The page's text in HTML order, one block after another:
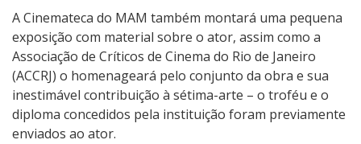
A Cinemateca do MAM também montará uma pequena
exposição com material sobre o ator, assim como a
Associação de Críticos de Cinema do Rio de Janeiro
(ACCRJ) o homenageará pelo conjunto da obra e sua
inestimável contribuição à sétima-arte – o troféu e o
diploma concedidos pela instituição foram previamente
enviados ao ator.